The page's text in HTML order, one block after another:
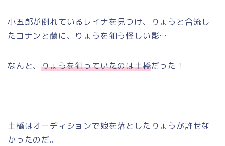
小五郎が倒れているレイナを見つけ、りょうと合流し
たコナンと蘭に、りょうを狙う怪しい影…
なんと、りょうを狙っていたのは土橋だった！
土橋はオーディションで娘を落としたりょうが許せな
かったのだ。